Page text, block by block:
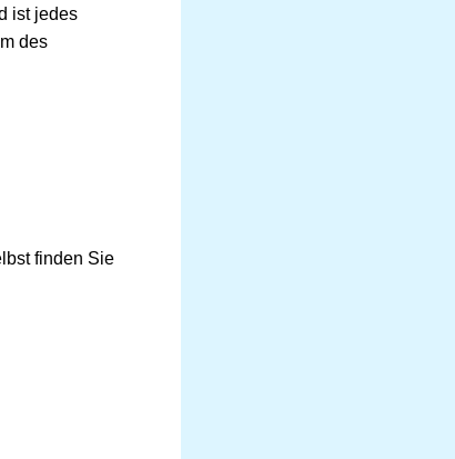
ist jedes
des
finden Sie